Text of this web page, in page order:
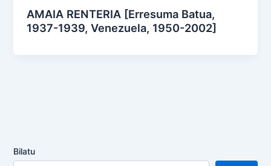
AMAIA RENTERIA [Erresuma Batua,
1937-1939, Venezuela, 1950-2002]
Bilatu